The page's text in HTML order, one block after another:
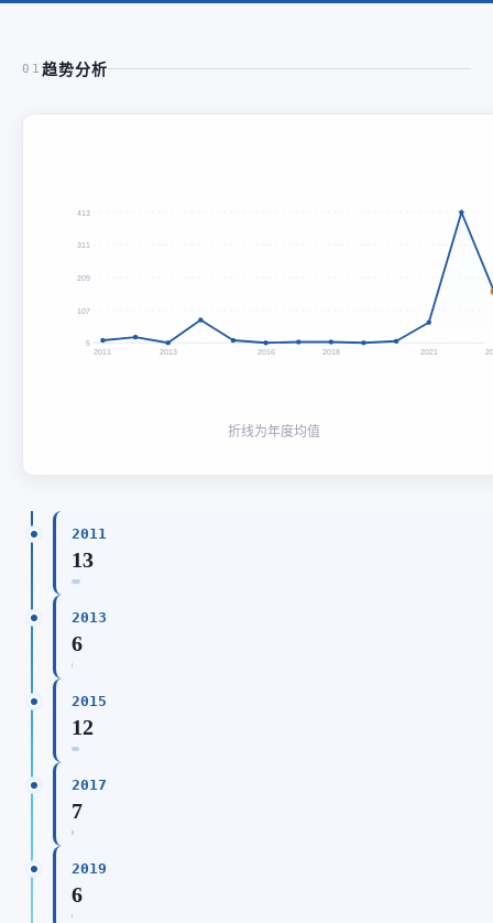
01 趋势分析
413
311
209
107
5
2011 2013 2016 2018 2021
折线为年度均值
2011
13
2013
6
2015
12
2017
7
2019
6